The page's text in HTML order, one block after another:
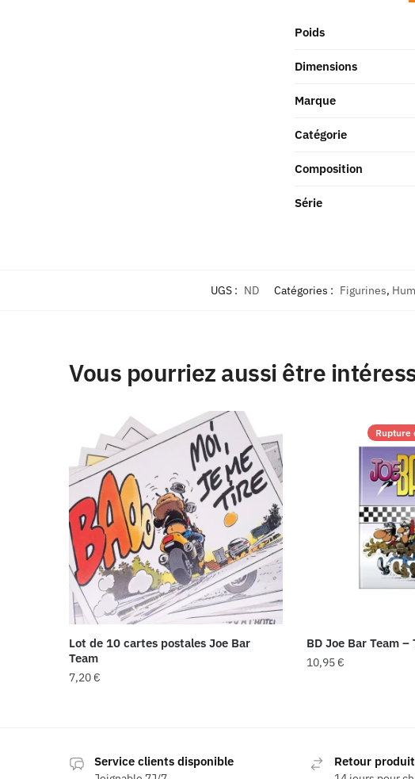
Poids
Dimensions
Marque
Catégorie
Composition
Série
UGS : ND Catégories : Figurines,
Vous pourriez aussi être
Lot de 10 cartes postales Joe Bar
Team
7,20€
Rupture
BD Joe Bar Team –
10,95€
Service clients disponible Retour produit